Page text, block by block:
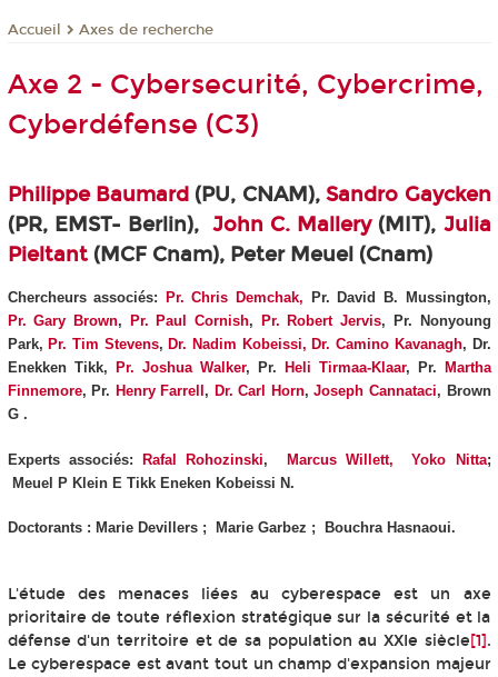
Accueil Axes de recherche
Axe 2 - Cybersecurité, Cybercrime,
Cyberdéfense (C3)
Philippe Baumard (PU, CNAM),Sandro Gaycken
(PR, EMST- Berlin), John C. Mallery(MIT), Julia
Pieltant(MCF Cnam), Peter Meuel (Cnam)
Chercheurs associés: Pr.Chris Demchak, Pr. David B. Mussington,
Pr. Gary Brown, Pr. Paul Cornish, Pr. Robert Jervis, Pr. Nonyoung
Park, Pr. Tim Stevens, Dr. Nadim Kobeissi, Dr. Camino Kavanagh, Dr.
Enekken Tikk,
Pr. Joshua Walker, Pr. Heli Tirmaa-Klaar, Pr.
Martha
Finnemore, Pr. Henry Farrell , Dr. Carl Horn,Joseph Cannataci, Brown
G .
Experts associés: Rafal Rohozinski, Marcus Willett, Yoko Nitta;
Meuel P Klein E Tikk Eneken Kobeissi N.
Doctorants : Marie Devillers ; Marie Garbez ; Bouchra Hasnaoui.
L'étude des menaces liées au cyberespace est un axe
prioritaire de toute réflexion stratégique sur la sécurité et la
défense d'un territoire et de sa population au XXIe siècle[1].
Le cyberespace est avant tout un champ d'expansion majeur